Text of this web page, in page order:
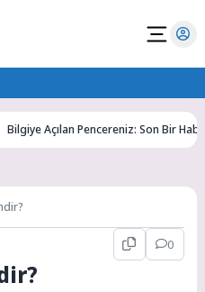
Açılan Pencereniz: Son Bir Haber ile
0